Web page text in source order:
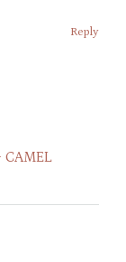
Reply
CAMEL